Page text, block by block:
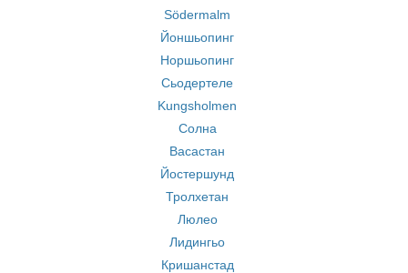
Södermalm
Йоншьопинг
Норшьопинг
Сьодертеле
Kungsholmen
Солна
Васастан
Йостершунд
Тролхетан
Люлео
Лидингьо
Кришанстад